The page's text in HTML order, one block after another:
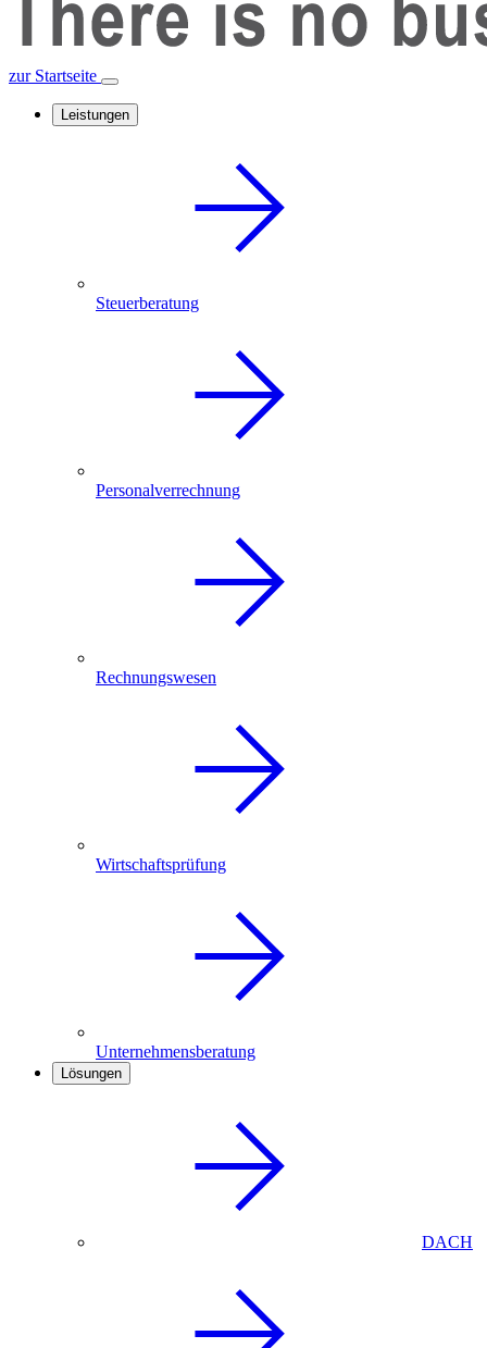
zur Startseite
Leistungen
Steuerberatung
Personalverrechnung
Rechnungswesen
Wirtschaftsprüfung
Unternehmensberatung
Lösungen
DACH